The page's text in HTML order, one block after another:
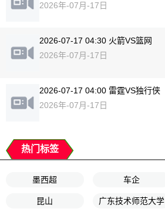
2026年-07月-17日
2026-07-17 04:30 火箭VS篮网
2026年-07月-17日
2026-07-17 04:00 雷霆VS独行侠
2026年-07月-17日
热门标签
墨西超 车企
昆山 广东技术师范大学